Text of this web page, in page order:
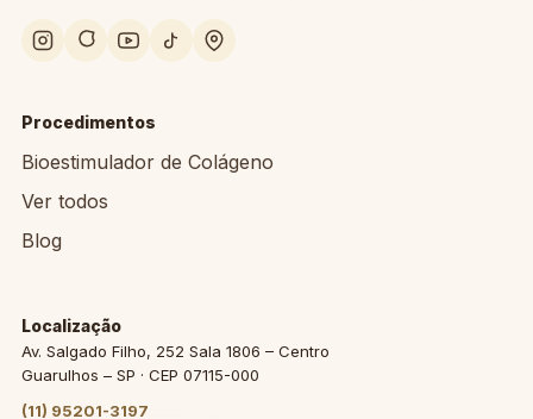
Procedimentos
Bioestimulador de Colágeno
Ver todos
Blog
Localização
Av. Salgado Filho, 252 Sala 1806 – Centro
Guarulhos – SP · CEP 07115-000
(11) 95201-3197